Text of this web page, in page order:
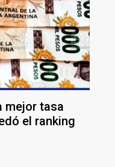
mejor tasa
el ranking